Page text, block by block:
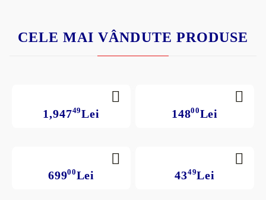
CELE MAI VÂNDUTE PRODUSE
1,94749Lei 14800Lei
69900Lei 4349Lei